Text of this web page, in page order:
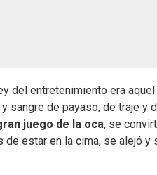
del entretenimiento era
sangre de payaso, de traje y
juego de la oca, se
de estar en la cima, se alejó